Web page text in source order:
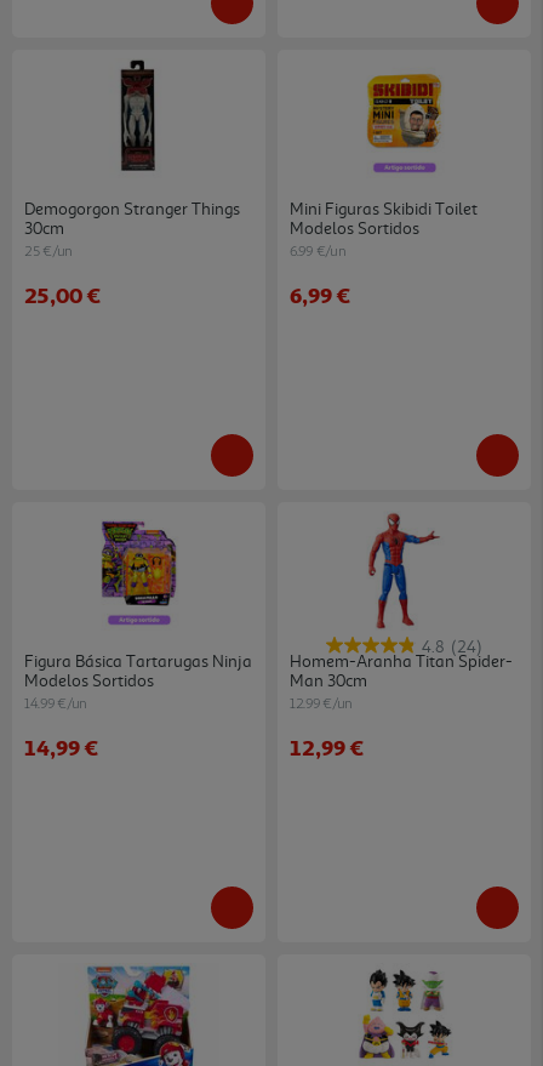
Demogorgon Stranger Things
30cm
25 €/un
25,00 €
Mini Figuras Skibidi Toilet
Modelos Sortidos
6.99 €/un
6,99 €
Figura Básica Tartarugas Ninja
Modelos Sortidos
14.99 €/un
14,99 €
4.8 (24)
Homem-Aranha Titan Spider-
Man 30cm
12.99 €/un
12,99 €